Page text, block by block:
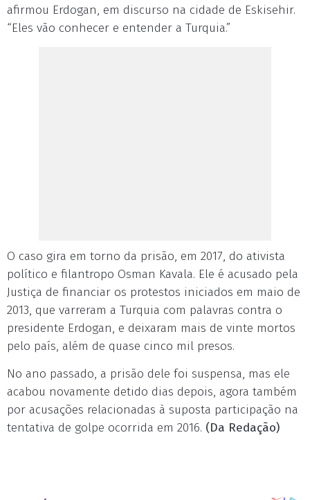
afirmou Erdogan, em discurso na cidade de Eskisehir.
“Eles vão conhecer e entender a Turquia.”
O caso gira em torno da prisão, em 2017, do ativista
político e filantropo Osman Kavala. Ele é acusado pela
Justiça de financiar os protestos iniciados em maio de
2013, que varreram a Turquia com palavras contra o
presidente Erdogan, e deixaram mais de vinte mortos
pelo país, além de quase cinco mil presos.
No ano passado, a prisão dele foi suspensa, mas ele
acabou novamente detido dias depois, agora também
por acusações relacionadas à suposta participação na
tentativa de golpe ocorrida em 2016. (Da Redação)